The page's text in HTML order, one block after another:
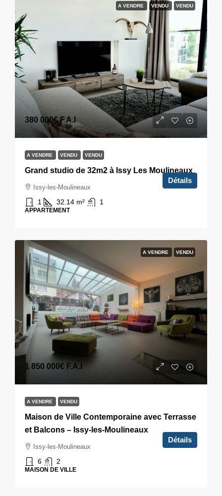
A VENDRE VENDU VENDU
380 000€F.A.I
A VENDRE VENDU VENDU
Grand studio de 32m2 à Issy Les Moulineaux
Issy-les-Moulineaux
1 32.14 m² 1
APPARTEMENT
Détails
A VENDRE VENDU
1 850 000€ F.A.I
A VENDRE VENDU
Maison de Ville Contemporaine avec Terrasse
et Balcons – Issy-les-Moulineaux
Issy-les-Moulineaux
6 2
MAISON DE VILLE
Détails